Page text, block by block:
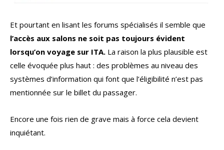
Et pourtant en lisant les forums spécialisés il semble que
l’accès aux salons ne soit pas toujours évident
lorsqu’on voyage sur ITA. La raison la plus plausible est
celle évoquée plus haut : des problèmes au niveau des
systèmes d’information qui font que l’éligibilité n’est pas
mentionnée sur le billet du passager.
Encore une fois rien de grave mais à force cela devient
inquiétant.